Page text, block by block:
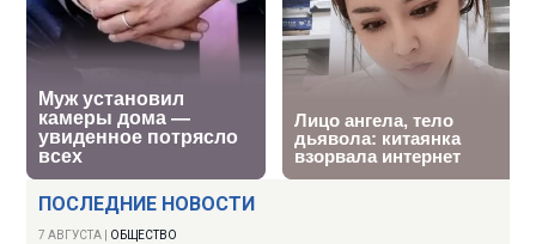
ПОСЛЕДНИЕ НОВОСТИ
7 АВГУСТА ОБЩЕСТВО